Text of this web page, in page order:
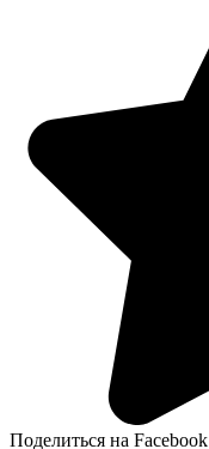
Поделиться на Facebook